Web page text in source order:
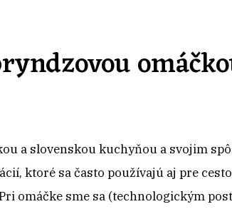
a slovenskou kuchyňou a svojim
ktoré sa často používajú aj pre
omáčke sme sa (technologickým